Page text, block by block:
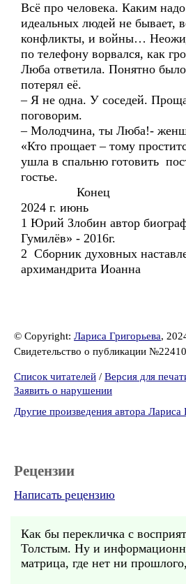
Всё про человека. Каким
идеальных людей не бывает,
конфликты, и войны…
по телефону ворвался, как
Люба ответила. Понятно
потерял её.
– Я не одна. У соседей.
поговорим.
– Молодчина, ты Люба!-
«Кто прощает – тому
ушла в спальню готовить
гостье.
Конец
2024 г. июнь
1 Юрий Злобин автор
Гумилёв» - 2016г.
2 Сборник духовных
архимандрита Иоанна
© Copyright: Лариса Григорьева,
Свидетельство о публикации
Список читателей / Версия для
Заявить о нарушении
Другие произведения автора Лариса
Рецензии
Написать рецензию
Как бы перекличка с
Толстым. Ну и
матрица, где нет ни